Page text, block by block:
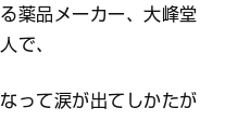
薬品メーカー、大峰堂
で、
って涙が出てしかたが